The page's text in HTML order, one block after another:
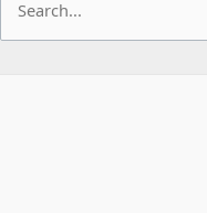
nach: